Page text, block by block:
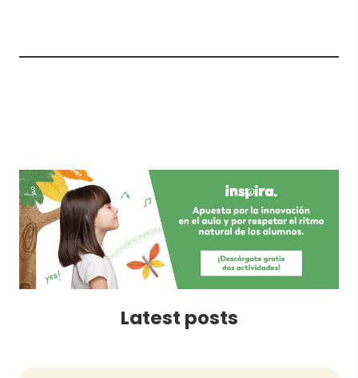
Latest posts